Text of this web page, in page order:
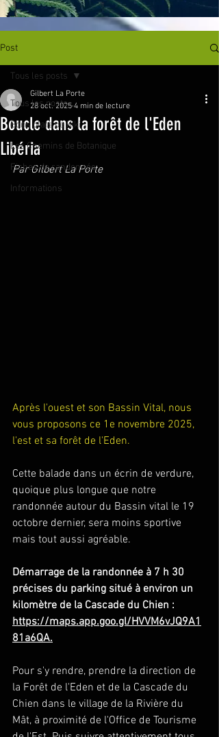
Post
Tous les posts
Bons plats de Kiki
Les Chemins de Botanique
Fiches de randonnée
Informations
Tous les posts
Boucle dans la forêt de l'Eden
Libéria
Gilbert La Porte
28 oct. 2025 4 min de lecture
Par Gilbert La Porte
Après l'ouest et son Bassin Vital, nous
vous proposons ce 1e novembre 2025,
l'est et sa forêt de l'Eden.
Cette balade dans un écrin de verdure,
quoique plus longue que notre
randonnée autour du Bassin vital le 19
octobre dernier, sera moins sportive
mais tout aussi agréable.
Démarrage de la randonnée à 7 h 30
précises du parking situé à environ un
kilomètre de la Cascade du Chien :
https://maps.app.goo.gl/HVVM6vJQ9A1
81a6QA.
Pour s'y rendre, prendre la direction de
la Forêt de l'Eden et de la Cascade du
Chien dans le village de la Rivière du
Mât, à proximité de l'Office de Tourisme